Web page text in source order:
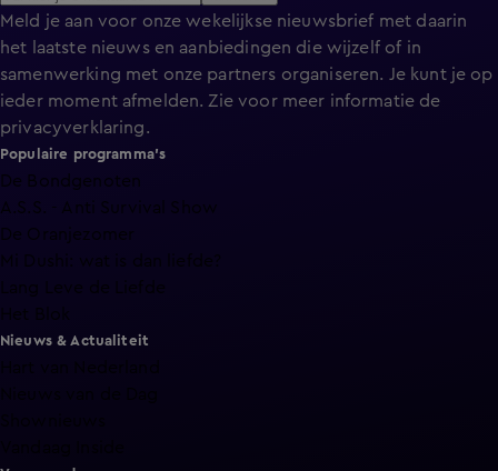
Meld je aan voor onze wekelijkse nieuwsbrief met daarin
het laatste nieuws en aanbiedingen die wijzelf of in
samenwerking met onze partners organiseren. Je kunt je op
ieder moment afmelden. Zie voor meer informatie de
privacyverklaring.
Populaire programma's
De Bondgenoten
A.S.S. - Anti Survival Show
De Oranjezomer
Mi Dushi: wat is dan liefde?
Lang Leve de Liefde
Nieuws & Actualiteit